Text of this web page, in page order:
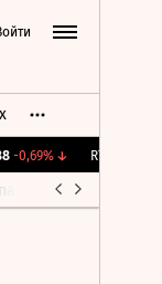
-0,69%↓ RTSI